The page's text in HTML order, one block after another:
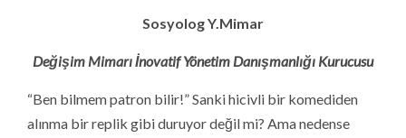
Sosyolog Y.Mimar
Değişim Mimarı İnovatif Yönetim Danışmanlığı Kurucusu
“Ben bilmem patron bilir!” Sanki hicivli bir komediden
alınma bir replik gibi duruyor değil mi? Ama nedense